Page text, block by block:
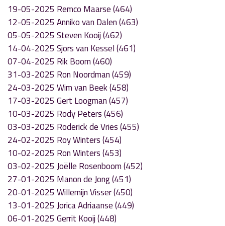
19-05-2025 Remco Maarse (464)
12-05-2025 Anniko van Dalen (463)
05-05-2025 Steven Kooij (462)
14-04-2025 Sjors van Kessel (461)
07-04-2025 Rik Boom (460)
31-03-2025 Ron Noordman (459)
24-03-2025 Wim van Beek (458)
17-03-2025 Gert Loogman (457)
10-03-2025 Rody Peters (456)
03-03-2025 Roderick de Vries (455)
24-02-2025 Roy Winters (454)
10-02-2025 Ron Winters (453)
03-02-2025 Joëlle Rosenboom (452)
27-01-2025 Manon de Jong (451)
20-01-2025 Willemijn Visser (450)
13-01-2025 Jorica Adriaanse (449)
06-01-2025 Gerrit Kooij (448)